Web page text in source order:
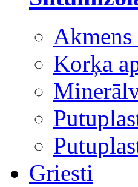
Akmens
Korķa
Griesti